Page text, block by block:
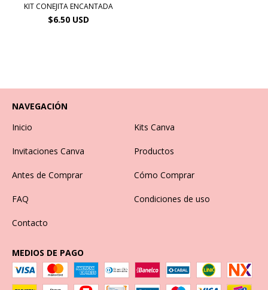
KIT CONEJITA ENCANTADA
$6.50 USD
NAVEGACIÓN
Inicio
Kits Canva
Invitaciones Canva Productos
Antes de Comprar Cómo Comprar
FAQ Condiciones de uso
Contacto
MEDIOS DE PAGO